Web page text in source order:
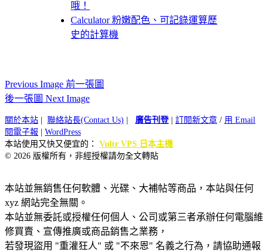
哦！
Calculator 粉嫩配色、可記錄運算歷
史的計算機
Previous Image 前一張圖
後一張圖 Next Image
關於本站 聯絡站長(Contact Us) 廣告刊登| 訂閱新文章 / 用 Email
閱電子報
WordPress
本站使用又快又便宜的： Vultr VPS 日本主機
© 2026 版權所有，非經授權請勿全文轉貼
本站並無銷售任何軟體、光碟、大補帖等商品，本站與任何
xyz 網站完全無關。
本站並無委託或授權任何個人、公司或第三者承辦任何電腦維
修買賣、宣傳推廣或商品銷售之業務，
若發現盜用 "重灌狂人" 或 "不來恩" 名義之行為，請協助通報